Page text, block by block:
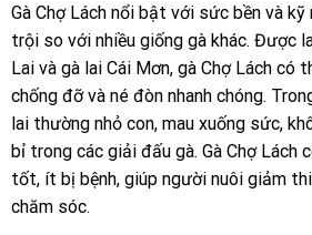
Gà Chợ Lách nổi bật với sức bền và
trội so với nhiều giống gà khác. Được
Lai và gà lai Cái Mơn, gà Chợ Lách có
chống đỡ và né đòn nhanh chóng.
lai thường nhỏ con, mau xuống sức,
bỉ trong các giải đấu gà. Gà Chợ Lách
tốt, ít bị bệnh, giúp người nuôi giảm
chăm sóc.